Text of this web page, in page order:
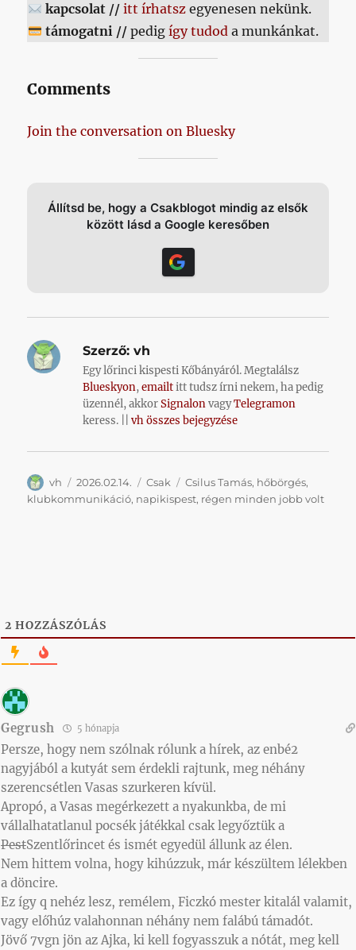
kapcsolat // itt írhatszegyenesen nekünk.
támogatni //pedig így tudoda munkánkat.
Comments
Join the conversation on Bluesky
Állítsd be, hogy a Csakblogot mindig az elsők
között lásd a Google keresőben
Szerző: vh
Egy lőrinci kispesti Kőbányáról. Megtalálsz
Blueskyon,emailtitt tudsz írni nekem, ha pedig
üzennél, akkorSignalonvagyTelegramon
keress. ||vh összes bejegyzése
Szerző
vh Közzétéve
2026.02.14. Kategória
Csak Címke
Csilus Tamás, hőbörgés,
klubkommunikáció, napikispest, régen minden jobb volt
2 HOZZÁSZÓLÁS
Gegrush 5 hónapja
Persze, hogy nem szólnak rólunk a hírek, az enbé2
nagyjából a kutyát sem érdekli rajtunk, meg néhány
szerencsétlen Vasas szurkeren kívül.
Apropó, a Vasas megérkezett a nyakunkba, de mi
vállalhatatlanul pocsék játékkal csak legyőztük a
PestSzentlőrincet és ismét egyedül állunk az élen.
Nem hittem volna, hogy kihúzzuk, már készültem lélekben
a döncire.
Ez így q nehéz lesz, remélem, Ficzkó mester kitalál valamit,
vagy előhúz valahonnan néhány nem falábú támadót.
Jövő 7vgn jön az Ajka, ki kell fogyasszuk a nótát, meg kell